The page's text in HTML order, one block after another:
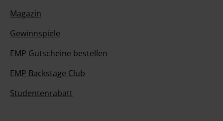
Magazin
Gewinnspiele
EMP Gutscheine bestellen
EMP Backstage Club
Studentenrabatt